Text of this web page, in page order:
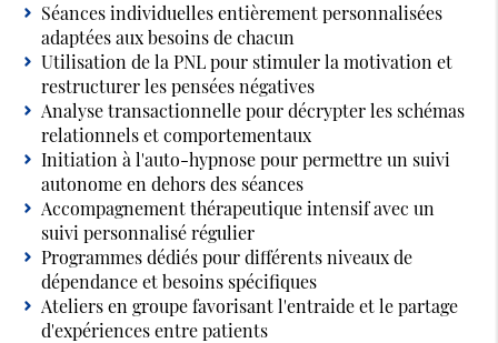
Séances individuelles entièrement personnalisées
adaptées aux besoins de chacun
Utilisation de la PNL pour stimuler la motivation et
restructurer les pensées négatives
Analyse transactionnelle pour décrypter les schémas
relationnels et comportementaux
Initiation à l'auto-hypnose pour permettre un suivi
autonome en dehors des séances
Accompagnement thérapeutique intensif avec un
suivi personnalisé régulier
Programmes dédiés pour différents niveaux de
dépendance et besoins spécifiques
Ateliers en groupe favorisant l'entraide et le partage
d'expériences entre patients